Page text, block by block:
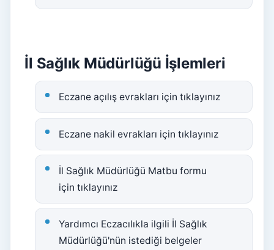
İl Sağlık Müdürlüğü İşlemleri
Eczane açılış evrakları için tıklayınız
Eczane nakil evrakları için tıklayınız
İl Sağlık Müdürlüğü Matbu formu
için tıklayınız
Yardımcı Eczacılıkla ilgili İl Sağlık
Müdürlüğü'nün istediği belgeler